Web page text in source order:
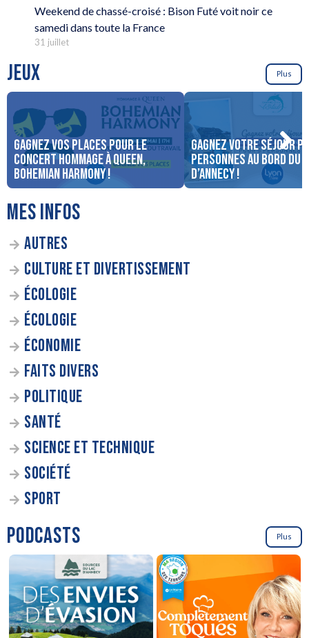
Weekend de chassé-croisé : Bison Futé voit noir ce
samedi dans toute la France
31 juillet
JEUX Plus
Gagnez vos places pour le
concert Hommage à Queen,
Bohemian Harmony !
Gagnez votre séjour
personnes au bord du
d’Annecy !
MES INFOS
AUTRES
CULTURE ET DIVERTISSEMENT
ÉCOLOGIE
ÉCOLOGIE
ÉCONOMIE
FAITS DIVERS
POLITIQUE
SANTÉ
SCIENCE ET TECHNIQUE
SOCIÉTÉ
SPORT
PODCASTS Plus